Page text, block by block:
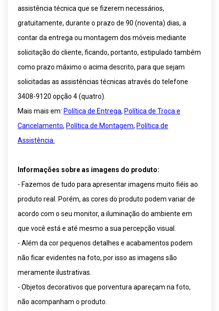
assistência técnica que se fizerem necessários,
gratuitamente, durante o prazo de 90 (noventa) dias, a
contar da entrega ou montagem dos móveis mediante
solicitação do cliente, ficando, portanto, estipulado também
como prazo máximo o acima descrito, para que sejam
solicitadas as assistências técnicas através do telefone
3408-9120 opção 4 (quatro).
Mais mais em: Política de Entrega, Política de Troca e
Cancelamento, Política de Montagem, Política de
Assistência.
Informações sobre as imagens do produto:
- Fazemos de tudo para apresentar imagens muito fiéis ao
produto real. Porém, as cores do produto podem variar de
acordo com o seu monitor, a iluminação do ambiente em
que você está e até mesmo a sua percepção visual.
- Além da cor pequenos detalhes e acabamentos podem
não ficar evidentes na foto, por isso as imagens são
meramente ilustrativas.
- Objetos decorativos que porventura apareçam na foto,
não acompanham o produto.